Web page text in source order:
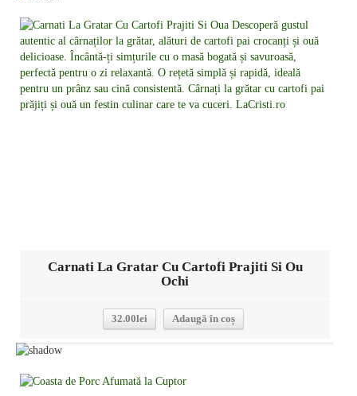
Detalii
Carnati La Gratar Cu Cartofi Prajiti Si Ou
Ochi
32.00lei Adaugă în coș